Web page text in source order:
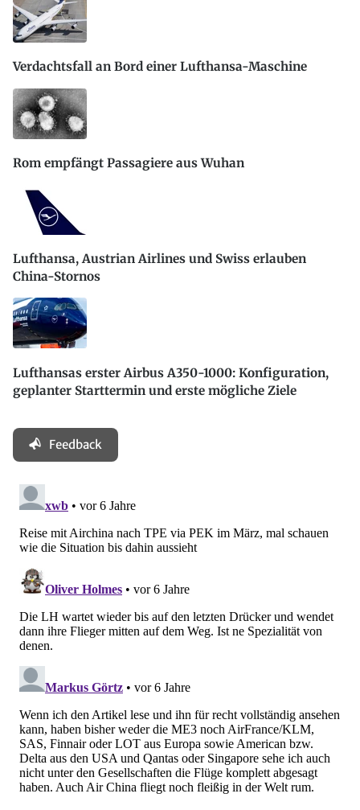
Verdachtsfall an Bord einer Lufthansa-Maschine
Rom empfängt Passagiere aus Wuhan
Lufthansa, Austrian Airlines und Swiss erlauben
China-Stornos
Lufthansas erster Airbus A350-1000: Konfiguration,
geplanter Starttermin und erste mögliche Ziele
Feedback